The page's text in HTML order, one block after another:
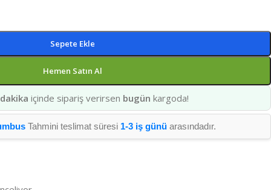
Sepete Ekle
Hemen Satın Al
içinde sipariş verirsen bugün kargoda!
Tahmini teslimat süresi 1-3 iş günüarasındadır.